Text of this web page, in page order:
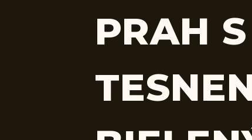
PRAH S